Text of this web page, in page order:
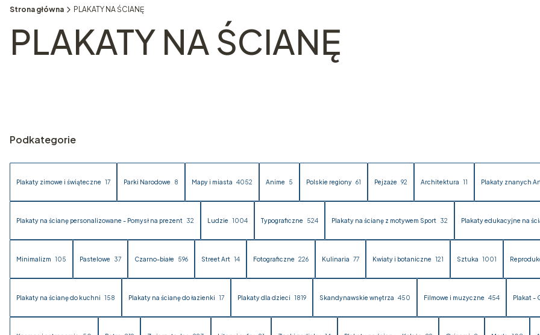
Strona główna PLAKATY NA ŚCIANĘ
PLAKATY NA ŚCIANĘ
Podkategorie
Plakaty zimowe i świąteczne 17 Parki Narodowe 8 Mapy i miasta 4052 Anime 5 Polskie regiony 61 Pejzaże 92 Architektura 11 Plakaty znanych
Plakaty na ścianę personalizowane - Pomysł na prezent 32 Ludzie 1004 Typograficzne 524 Plakaty na ścianę z motywem Sport 32 Plakaty edukacyjne na
Minimalizm 105 Pastelowe 37 Czarno-białe 596 Street Art 14 Fotograficzne 226 Kulinaria 77 Kwiaty i botaniczne 121 Sztuka 1001
Plakaty na ścianę do kuchni 158 Plakaty na ścianę do łazienki 17 Plakaty dla dzieci 1819 Skandynawskie wnętrza 450 Filmowe i muzyczne 454 Plakat -